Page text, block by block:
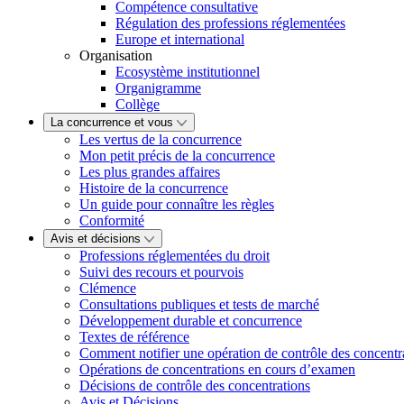
Compétence consultative
Régulation des professions réglementées
Europe et international
Organisation
Ecosystème institutionnel
Organigramme
Collège
La concurrence et vous
Les vertus de la concurrence
Mon petit précis de la concurrence
Les plus grandes affaires
Histoire de la concurrence
Un guide pour connaître les règles
Conformité
Avis et décisions
Professions réglementées du droit
Suivi des recours et pourvois
Clémence
Consultations publiques et tests de marché
Développement durable et concurrence
Textes de référence
Comment notifier une opération de contrôle des
Opérations de concentrations en cours d’examen
Décisions de contrôle des concentrations